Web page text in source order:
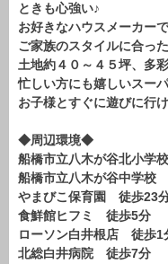
ときも心強い♪
お好きなハウスメーカー
ご家族のスタイルに合っ
土地約４０～４５坪、多
忙しい方にも嬉しいスー
お子様とすぐに遊びに行
◆周辺環境◆
船橋市立八木が谷北小学
船橋市立八木が谷中学校
やまびこ保育園 徒歩23
食鮮館ヒフミ 徒歩5分
ローソン白井根店 徒歩1
北総白井病院 徒歩7分
物件検索
新築一戸建
エリアから探す
路線から探す
中古一戸建
エリアから探す
路線から探す
マンション
エリアから探す
路線から探す